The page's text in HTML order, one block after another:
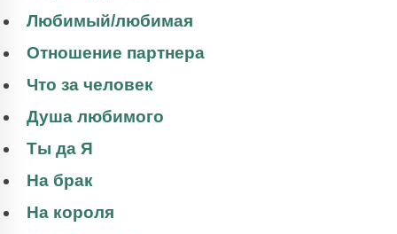
Любимый/любимая
Отношение партнера
Что за человек
Душа любимого
Ты да Я
На брак
На короля